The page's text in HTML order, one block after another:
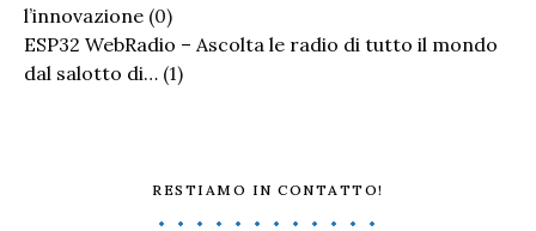
l’innovazione (0)
ESP32 WebRadio – Ascolta le radio di tutto il mondo
dal salotto di… (1)
RESTIAMO IN CONTATTO!